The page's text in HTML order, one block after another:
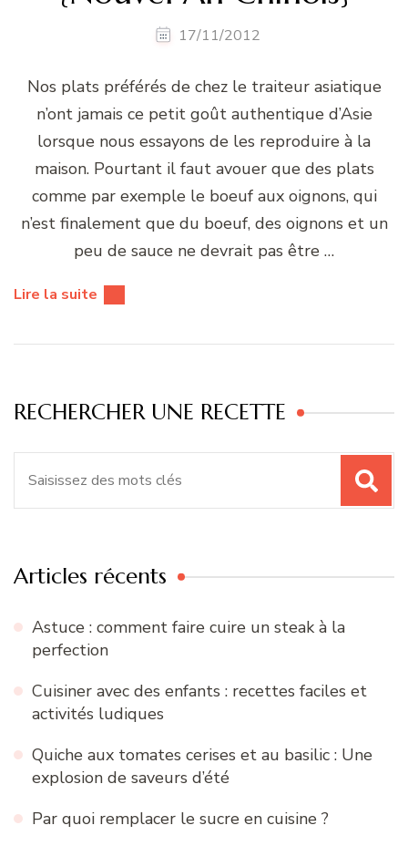
17/11/2012
Nos plats préférés de chez le traiteur asiatique
n’ont jamais ce petit goût authentique d’Asie
lorsque nous essayons de les reproduire à la
maison. Pourtant il faut avouer que des plats
comme par exemple le boeuf aux oignons, qui
n’est finalement que du boeuf, des oignons et un
peu de sauce ne devrait pas être …
Lire la suite
RECHERCHER UNE RECETTE
Articles récents
Astuce : comment faire cuire un steak à la
perfection
Cuisiner avec des enfants : recettes faciles et
activités ludiques
Quiche aux tomates cerises et au basilic : Une
explosion de saveurs d’été
Par quoi remplacer le sucre en cuisine ?